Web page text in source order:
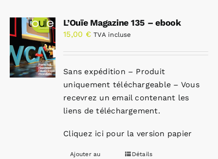
L’Ouïe Magazine 135 – ebook
15,00 € TVA incluse
Sans expédition – Produit
uniquement téléchargeable – Vous
recevrez un email contenant les
liens de téléchargement.
Cliquez ici pour la version papier
Ajouter au
Détails